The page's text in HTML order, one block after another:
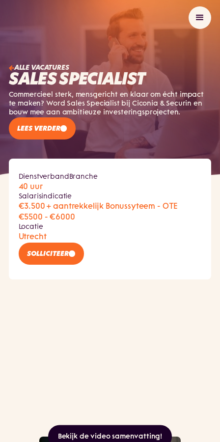
ALLE VACATURES
SALES SPECIALIST
Commercieel sterk, mensgericht en klaar om écht impact
te maken? Word Sales Specialist bij Ciconia & Securin en
bouw mee aan ambitieuze investeringsprojecten.
LEES VERDER
Bekijk de video samenvatting!
Dienstverband
40 uur
Branche
Salarisindicatie
€3.500 + aantrekkelijk Bonussyteem - OTE
€5500 - €6000
Locatie
Utrecht
SOLLICITEER